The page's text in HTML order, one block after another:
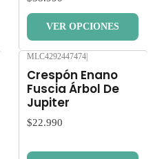
VER OPCIONES
MLC4292447474|
Crespón Enano
Fuscia Árbol De
Jupiter
$22.990